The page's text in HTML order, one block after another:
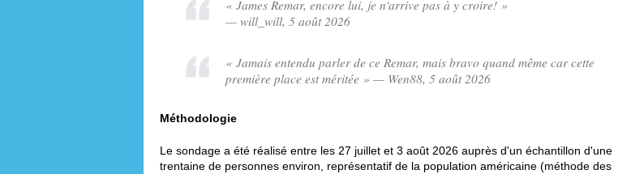
« James Remar, encore lui, je n'arrive pas à y croire! »
— will_will, 5 août 2026
« Jamais entendu parler de ce Remar, mais bravo quand même car cette
première place est méritée » — Wen88, 5 août 2026
Méthodologie
Le sondage a été réalisé entre les 27 juillet et 3 août 2026 auprès d'un échantillon d'une
trentaine de personnes environ, représentatif de la population américaine (méthode des